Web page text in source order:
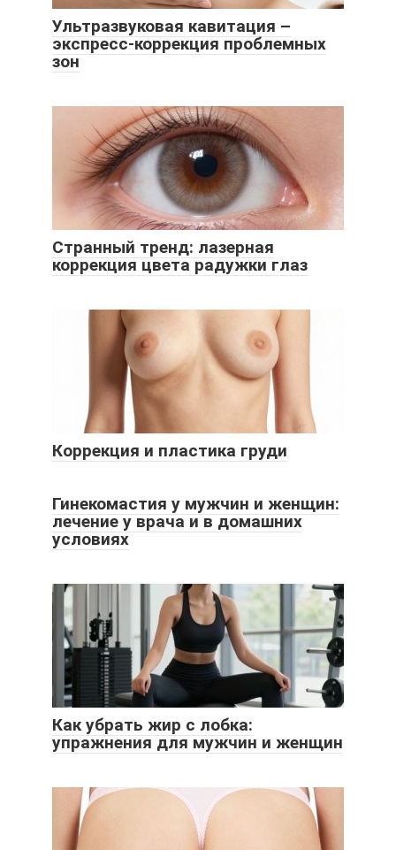
Ультразвуковая кавитация –
экспресс-коррекция проблемных
зон
Странный тренд: лазерная
коррекция цвета радужки глаз
Коррекция и пластика груди
Гинекомастия у мужчин и женщин:
лечение у врача и в домашних
условиях
Как убрать жир с лобка:
упражнения для мужчин и женщин